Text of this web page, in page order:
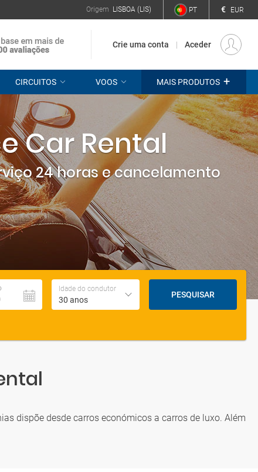
Origem LISBOA (LIS) PT € EUR
Crie uma conta Aceder
CIRCUITOS VOOS MAIS PRODUTOS +
Car Rental
24 horas e cancelamento
Idade do condutor
30 anos
PESQUISAR
dispõe desde carros económicos a carros de luxo. Além